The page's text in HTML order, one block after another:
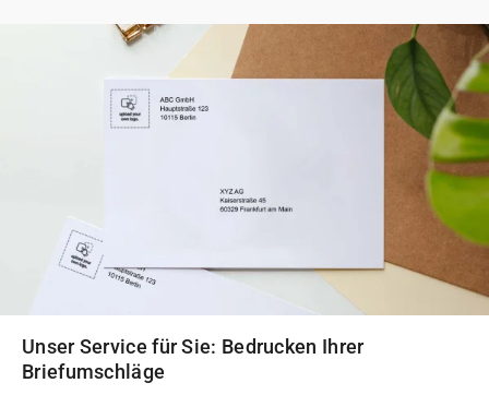
Unser Service für Sie: Bedrucken Ihrer
Briefumschläge